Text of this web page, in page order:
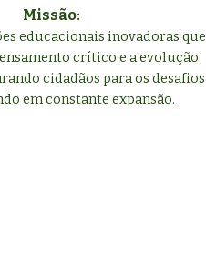
Missão:
educacionais inovadoras que
crítico e a evolução
cidadãos para os desafios
em constante expansão.